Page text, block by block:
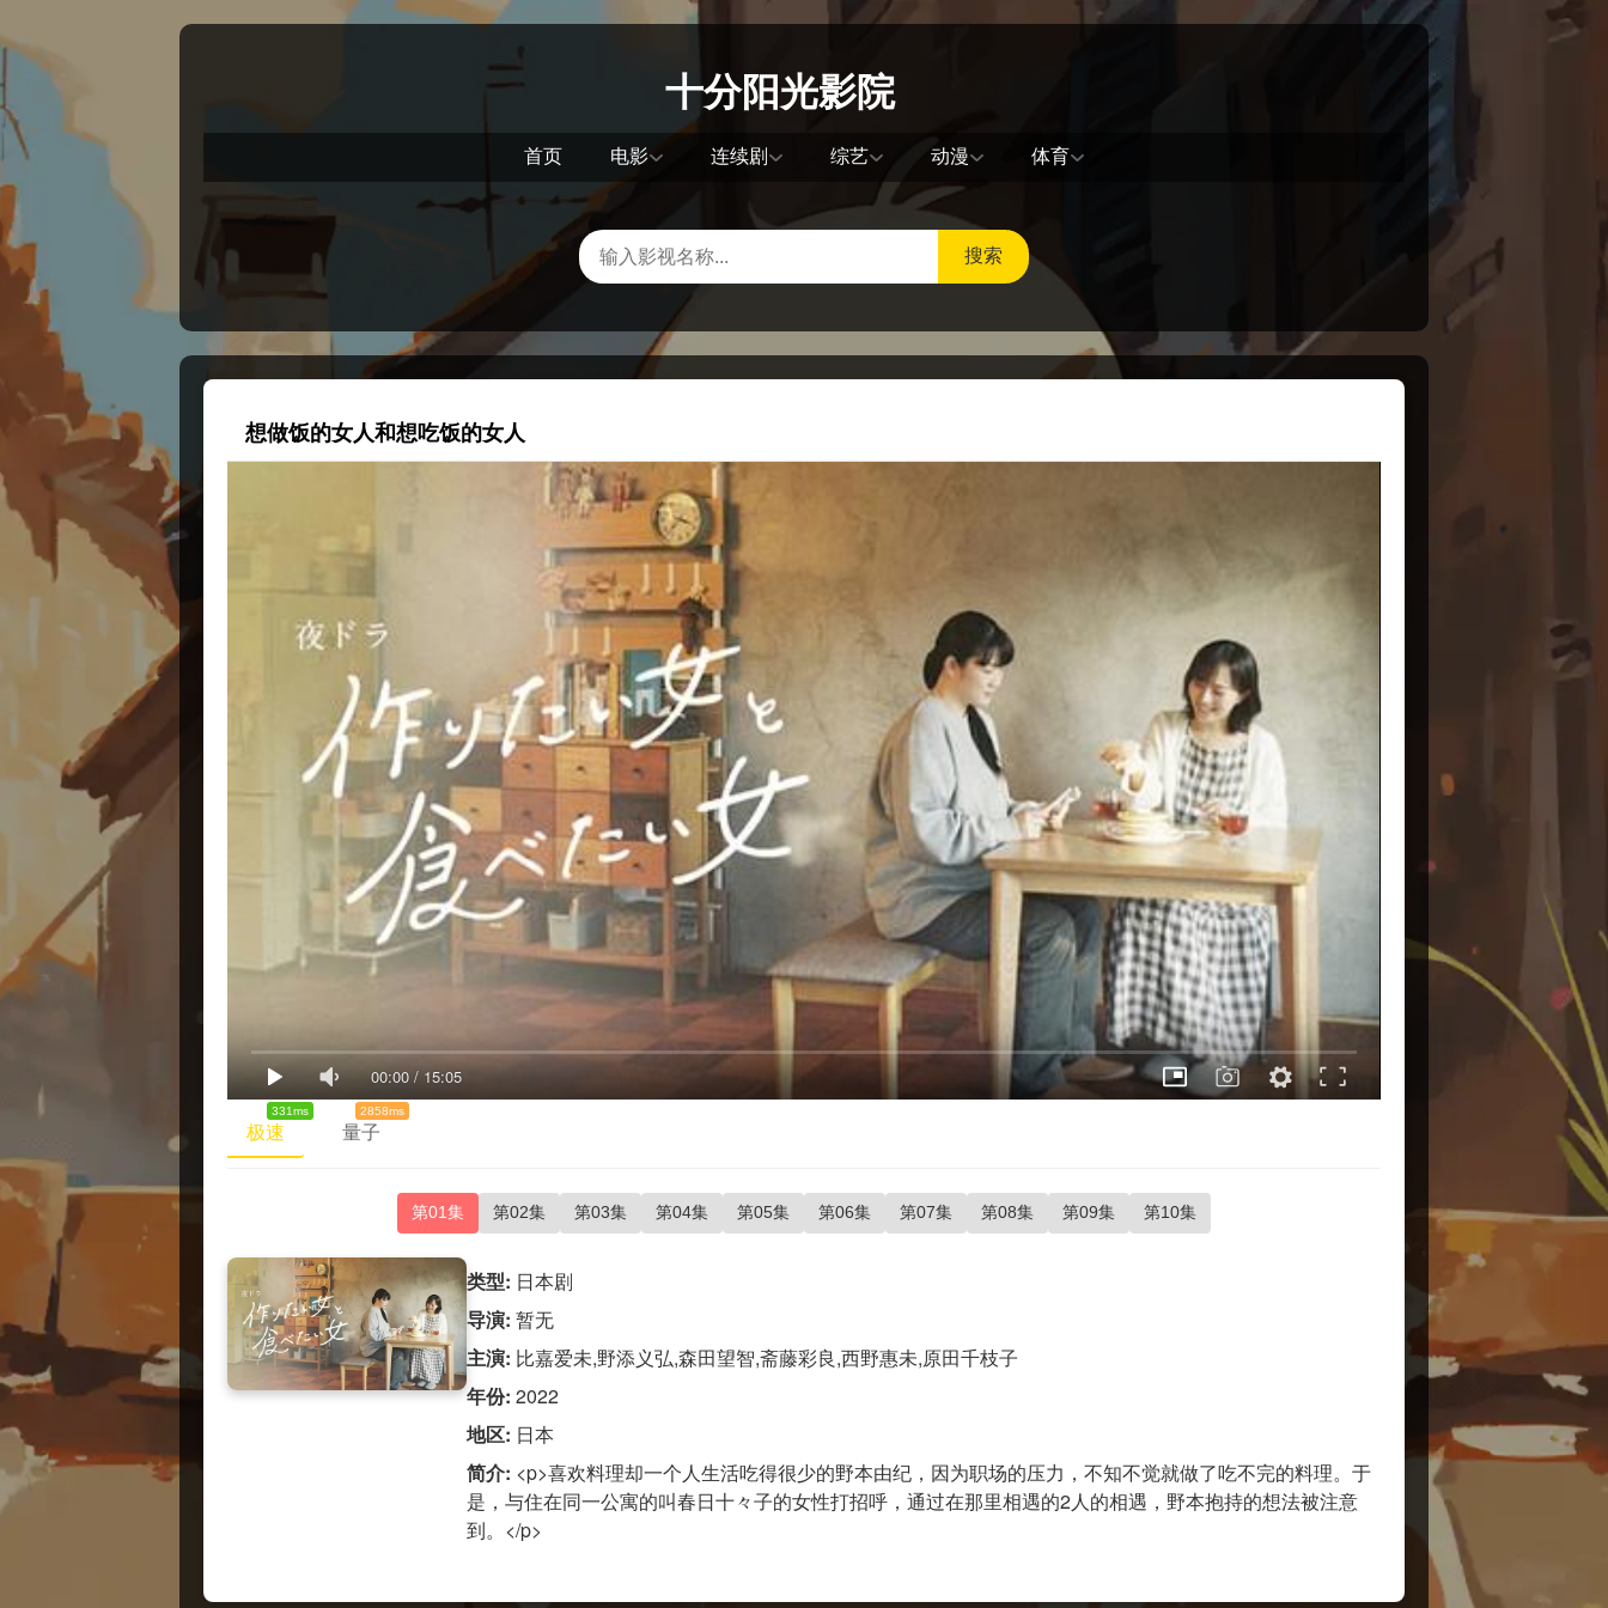
十分阳光影院
首页 电影 连续剧 综艺 动漫 体育
搜索
想做饭的女人和想吃饭的女人
00:00/ 15:05
极速
331ms
量子
2858ms
第01集 第02集 第03集 第04集 第05集 第06集 第07集 第08集 第09集 第10集
类型: 日本剧
导演: 暂无
主演: 比嘉爱未,野添义弘,森田望智,斋藤彩良,西野惠未,原田千枝子
年份: 2022
地区: 日本
简介: <p>喜欢料理却一个人生活吃得很少的野本由纪，因为职场的压力，不知不觉就做了吃不完的料理。于
是，与住在同一公寓的叫春日十々子的女性打招呼，通过在那里相遇的2人的相遇，野本抱持的想法被注意
到。</p>